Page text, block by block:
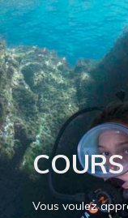
COURS
Vous voulez